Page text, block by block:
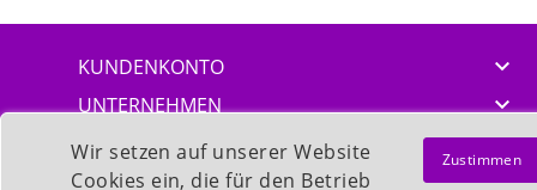
KUNDENKONTO 
UNTERNEHMEN 
SEMINARE 
KONTAKT 
Wir setzen auf unserer Website
Cookies ein, die für den Betrieb
Zustimmen